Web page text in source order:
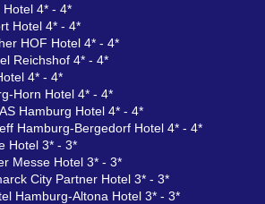
4* - 4*
Hotel 4* - 4*
HOF Hotel 4* - 4*
Reichshof 4* - 4*
4* - 4*
Horn Hotel 4* - 4*
Hamburg Hotel 4* - 4*
Hamburg-Bergedorf Hotel 4* - 4*
Hotel 3* - 3*
Messe Hotel 3* - 3*
City Partner Hotel 3* - 3*
Hamburg-Altona Hotel 3* - 3*